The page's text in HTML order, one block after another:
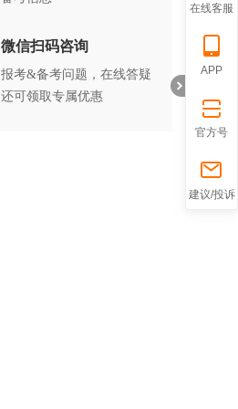
微信扫码咨询
报考&备考问题，在线答疑
还可领取专属优惠
在线客服
APP
官方号
建议/投诉